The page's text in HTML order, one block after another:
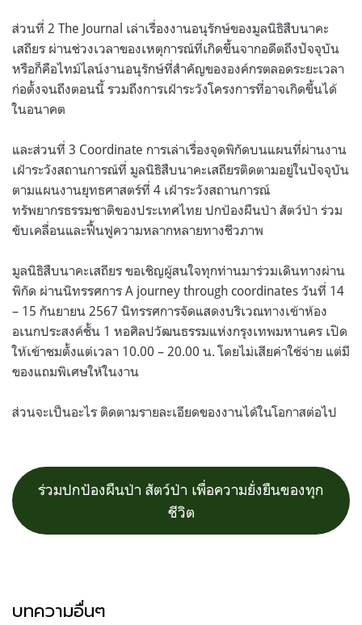
ส่วนที่ 2 The Journal เล่าเรื่องงานอนุรักษ์ของมูลนิธิสืบนาคะ
เสถียร ผ่านช่วงเวลาของเหตุการณ์ที่เกิดขึ้นจากอดีตถึงปัจจุบัน
หรือก็คือไทม์ไลน์งานอนุรักษ์ที่สำคัญขององค์กรตลอดระยะเวลา
ก่อตั้งจนถึงตอนนี้ รวมถึงการเฝ้าระวังโครงการที่อาจเกิดขึ้นได้
ในอนาคต
และส่วนที่ 3 Coordinate การเล่าเรื่องจุดพิกัดบนแผนที่ผ่านงาน
เฝ้าระวังสถานการณ์ที่ มูลนิธิสืบนาคะเสถียรติดตามอยู่ในปัจจุบัน
ตามแผนงานยุทธศาสตร์ที่ 4 เฝ้าระวังสถานการณ์
ทรัพยากรธรรมชาติของประเทศไทย ปกป้องผืนป่า สัตว์ป่า ร่วม
ขับเคลื่อนและฟื้นฟูความหลากหลายทางชีวภาพ
มูลนิธิสืบนาคะเสถียร ขอเชิญผู้สนใจทุกท่านมาร่วมเดินทางผ่าน
พิกัด ผ่านนิทรรศการ A journey through coordinates วันที่ 14
– 15 กันยายน 2567 นิทรรศการจัดแสดงบริเวณทางเข้าห้อง
อเนกประสงค์ชั้น 1 หอศิลปวัฒนธรรมแห่งกรุงเทพมหานคร เปิด
ให้เข้าชมตั้งแต่เวลา 10.00 – 20.00 น. โดยไม่เสียค่าใช้จ่าย แต่มี
ของแถมพิเศษให้ในงาน
ส่วนจะเป็นอะไร ติดตามรายละเอียดของงานได้ในโอกาสต่อไป
ร่วมปกป้องผืนป่า สัตว์ป่า เพื่อความยั่งยืนของทุก
ชีวิต
บทความอื่นๆ